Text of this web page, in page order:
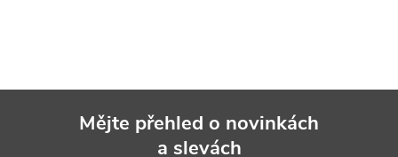
Mějte přehled o novinkách
a slevách